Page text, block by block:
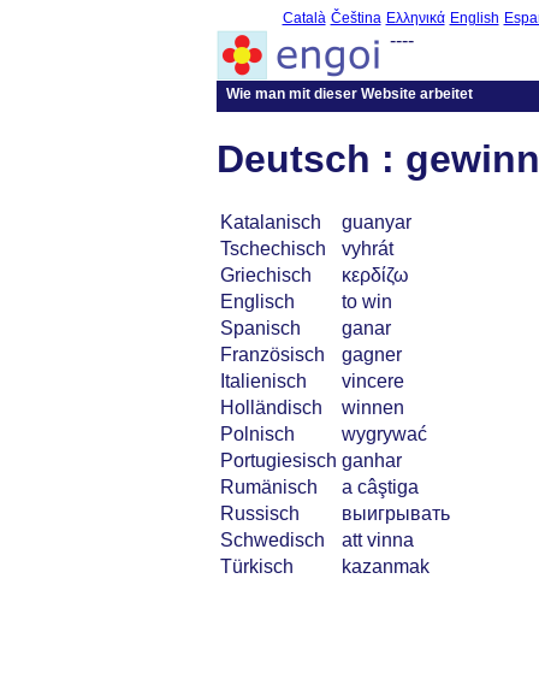
Català Čeština Ελληνικά English
----
Wie man mit dieser Website arbeitet
Deutsch :
Katalanisch
guanyar
Tschechisch
vyhrát
Griechisch
κερδίζω
Englisch
to win
Spanisch
ganar
Französisch
gagner
Italienisch
vincere
Holländisch
winnen
Polnisch
wygrywać
Portugiesisch ganhar
Rumänisch
a câştiga
Russisch
выигрывать
Schwedisch
att vinna
Türkisch
kazanmak